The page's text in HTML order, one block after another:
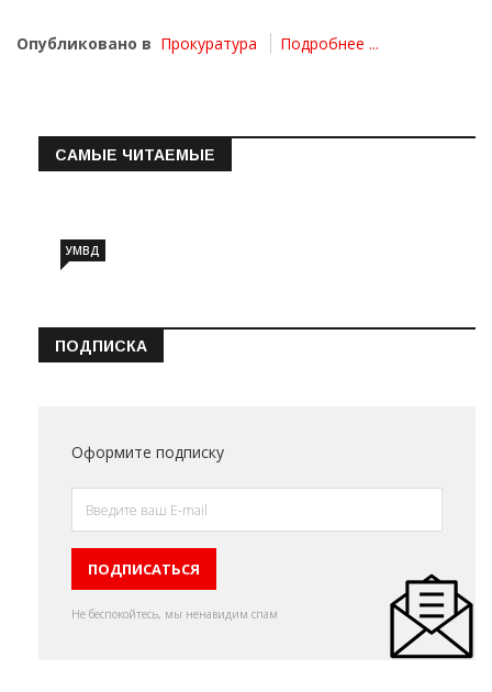
Опубликовано в Прокуратура Подробнее ...
САМЫЕ ЧИТАЕМЫЕ
УМВД
ПОДПИСКА
Оформите подписку
Не беспокойтесь, мы ненавидим спам